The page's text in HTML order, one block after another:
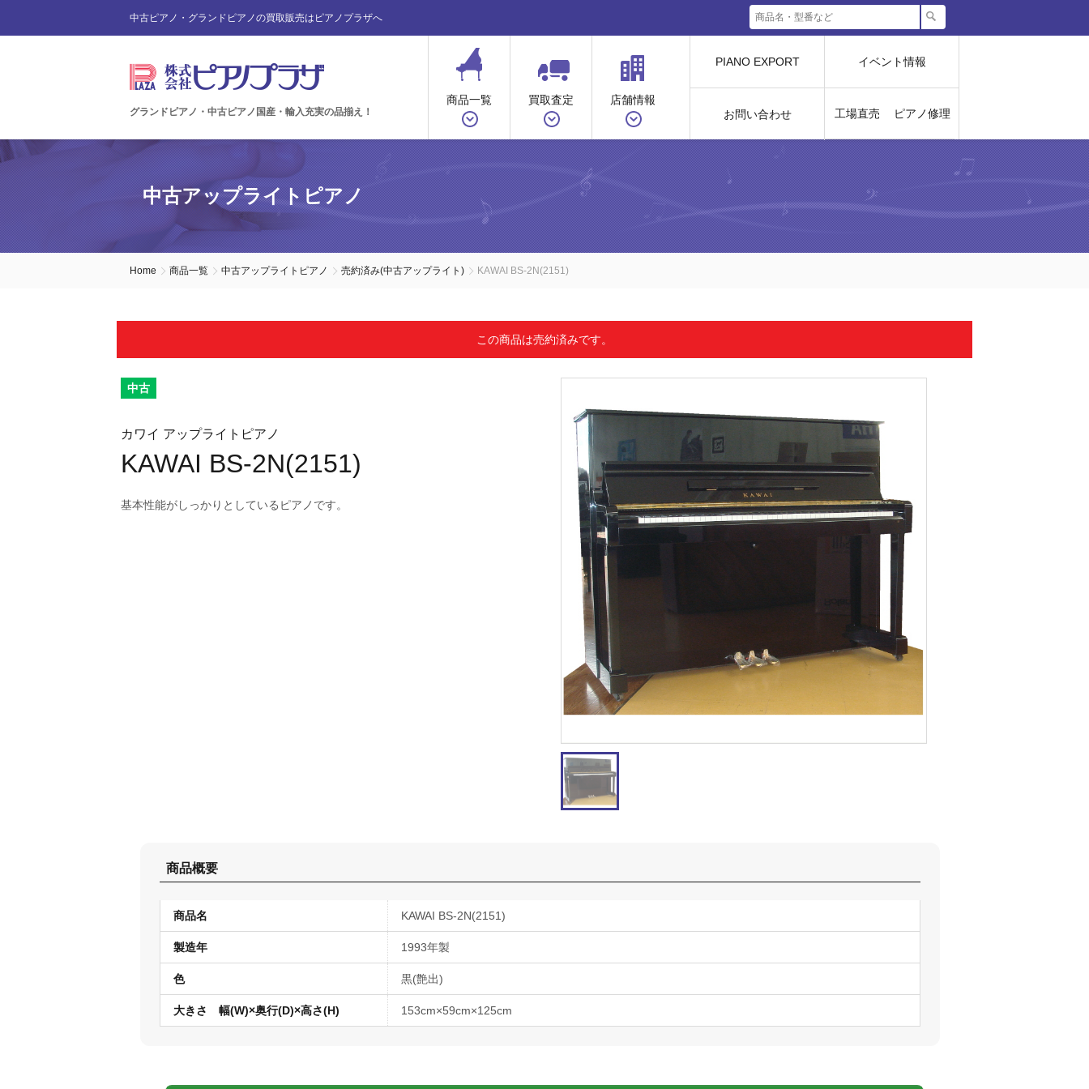
中古ピアノ・グランドピアノの買取販売はピアノプラザへ
グランドピアノ・中古ピアノ国産・輸入充実の品揃え！
商品一覧 買取査定 店舗情報
PIANO EXPORT
お問い合わせ
イベント情報
工場直売 ピアノ修理
中古アップライトピアノ
Home 商品一覧 中古アップライトピアノ 売約済み(中古アップライト) KAWAI BS-2N(2151)
この商品は売約済みです。
中古
カワイ アップライトピアノ
KAWAI BS-2N(2151)
基本性能がしっかりとしているピアノです。
商品概要
商品名 KAWAI BS-2N(2151)
製造年 1993年製
色 黒(艶出)
大きさ 幅(W)×奥行(D)×高さ(H) 153cm×59cm×125cm